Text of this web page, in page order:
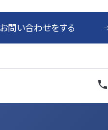
お問い合わせをする